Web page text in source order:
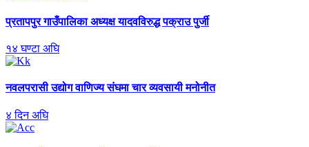
प्रतापपुरगाउँपालिका अध्यक्ष यादवविरुद्ध पक्राउ पुर्जी
१४ घण्टा अघि
नवलपरासीउद्योग वाणिज्य संघमा चार व्यवसायी मनोनीत
४ दिन अघि